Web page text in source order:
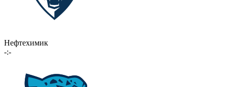
Нефтехимик
-:-